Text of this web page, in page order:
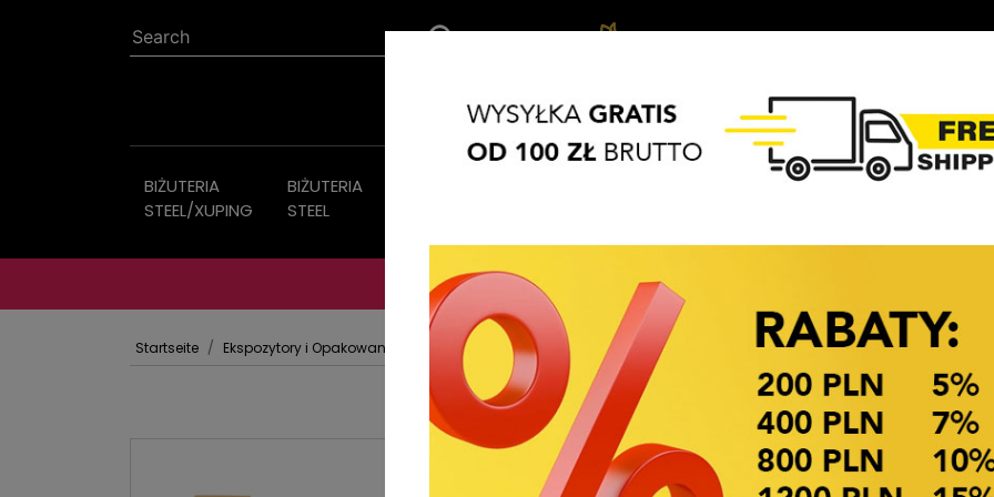
BIŻUTERIA
STEEL/XUPING
BIŻUTERIA
STEEL
OKAZJE CENOWE
Startseite Ekspozytory i Opakowania EKSPOZYTORY